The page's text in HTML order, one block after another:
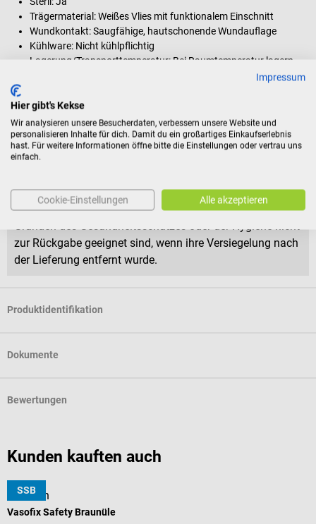
Trägermaterial: Weißes Vlies mit funktionalem Einschnitt
Wundkontakt: Saugfähige, hautschonende Wundauflage
Kühlware: Nicht kühlpflichtig
Lagerung/Transporttemperatur: Bei Raumtemperatur lagern
Rückgabebedingungen
Dieses Produkt ist von der Rücknahme ausgeschlossen.
Für Verbraucher besteht das Widerrufsrecht nicht bei
Verträgen zur Lieferung versiegelter Waren, die aus
zur Rückgabe geeignet sind, wenn ihre Versiegelung nach
der Lieferung entfernt wurde.
Produktidentifikation
Dokumente
Bewertungen
Kunden kauften auch
SSB
B. Braun
Vasofix Safety Braunüle
Impressum
Hier gibt's Kekse
Wir analysieren unsere Besucherdaten, verbessern unsere Website und
personalisieren Inhalte für dich. Damit du ein großartiges Einkaufserlebnis
hast. Für weitere Informationen öffne bitte die Einstellungen oder vertrau uns
einfach.
Cookie-Einstellungen Alle akzeptieren